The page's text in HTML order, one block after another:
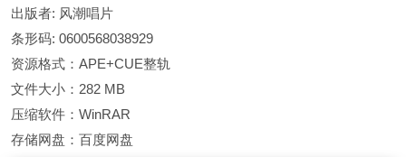
出版者: 风潮唱片
条形码: 0600568038929
资源格式：APE+CUE整轨
文件大小：282 MB
压缩软件：WinRAR
存储网盘：百度网盘